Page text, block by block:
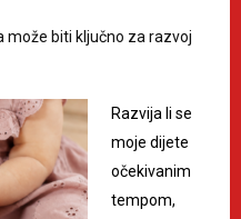
može biti ključno za razvoj
Razvija li se
moje dijete
očekivanim
tempom,